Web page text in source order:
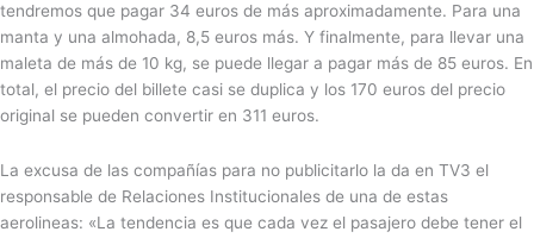
tendremos que pagar 34 euros de más aproximadamente. Para una
manta y una almohada, 8,5 euros más. Y finalmente, para llevar una
maleta de más de 10 kg, se puede llegar a pagar más de 85 euros. En
total, el precio del billete casi se duplica y los 170 euros del precio
original se pueden convertir en 311 euros.
La excusa de las compañías para no publicitarlo la da en TV3 el
responsable de Relaciones Institucionales de una de estas
aerolineas: «La tendencia es que cada vez el pasajero debe tener el